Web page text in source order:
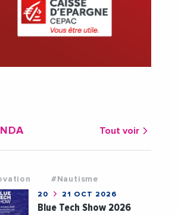
Tout voir
#Nautisme
20 21 OCT 2026
Blue Tech Show 2026